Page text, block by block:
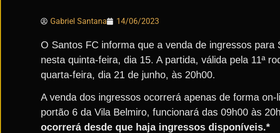
Gabriel Santana 14/06/2023
O Santos FC informa que a venda de ingressos
nesta quinta-feira, dia 15. A partida, válida pela 11ª
quarta-feira, dia 21 de junho, às 20h00.
A venda dos ingressos ocorrerá apenas de forma
portão 6 da Vila Belmiro, funcionará das 09h00 às
ocorrerá desde que haja ingressos disponíveis.*